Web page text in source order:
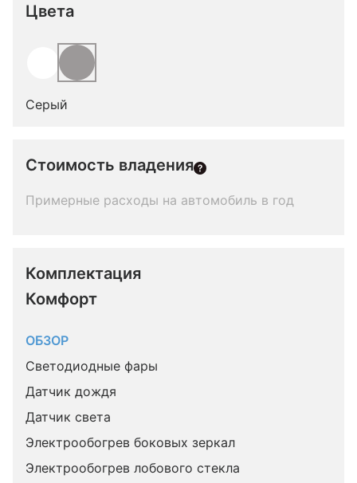
Цвета
Серый
Стоимость владения
Примерные расходы на автомобиль в год
Комплектация
Комфорт
ОБЗОР
Светодиодные фары
Датчик дождя
Датчик света
Электрообогрев боковых зеркал
Электрообогрев лобового стекла